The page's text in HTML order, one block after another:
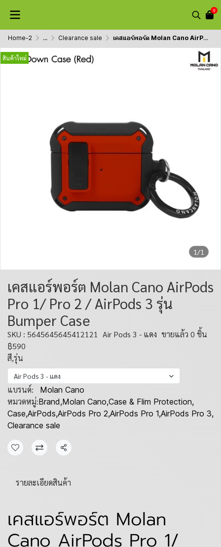
0
Home-2 ... Clearance sale เคสแอร์พอร์ต Molan Cano AirPods Pro 1/ Pro 2 / AirPods 3 รุ่น Bumper Case
1/1
สินค้าใหม่
เคสแอร์พอร์ต Molan Cano AirPods
Pro 1/ Pro 2 / AirPods 3 รุ่น
Bumper Case
SKU : 5645645645412121 Air Pods 3 - แดง ขายแล้ว 0 ชิ้น
฿590
สี,รุ่น
Air Pods 3 - แดง
แบรนด์: Molan Cano
หมวดหมู่:Brand,Molan Cano,Case & Flim Protection,
Case,AirPods,AirPods Pro 2,AirPods Pro 1,AirPods Pro 3,
Clearance sale
แชร์
รายละเอียดสินค้า
เคสแอร์พอร์ต Molan
Cano AirPods Pro 1/